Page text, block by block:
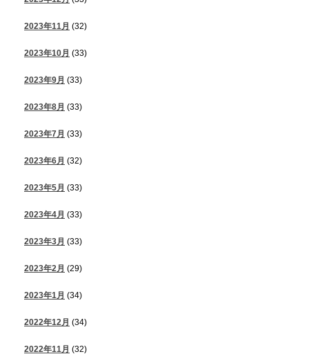
2023年11月 (32)
2023年10月 (33)
2023年9月 (33)
2023年8月 (33)
2023年7月 (33)
2023年6月 (32)
2023年5月 (33)
2023年4月 (33)
2023年3月 (33)
2023年2月 (29)
2023年1月 (34)
2022年12月 (34)
2022年11月 (32)